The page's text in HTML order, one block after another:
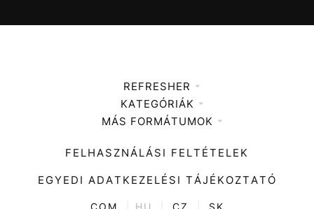
REFRESHER
Médiaajánlat
KATEGÓRIÁK
Zene
Divat
Kultúra
ENTR
MÁS FORMÁTUMOK
FELHASZNÁLÁSI FELTÉTELEK
EGYEDI ADATKEZELÉSI TÁJÉKOZTATÓ
COM HU CZ SK